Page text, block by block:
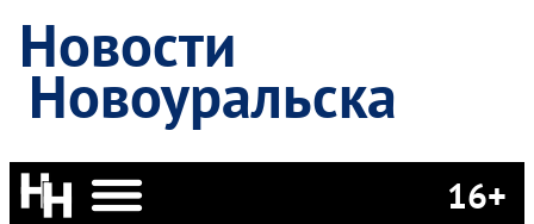
Новости
Новоуральска
16+